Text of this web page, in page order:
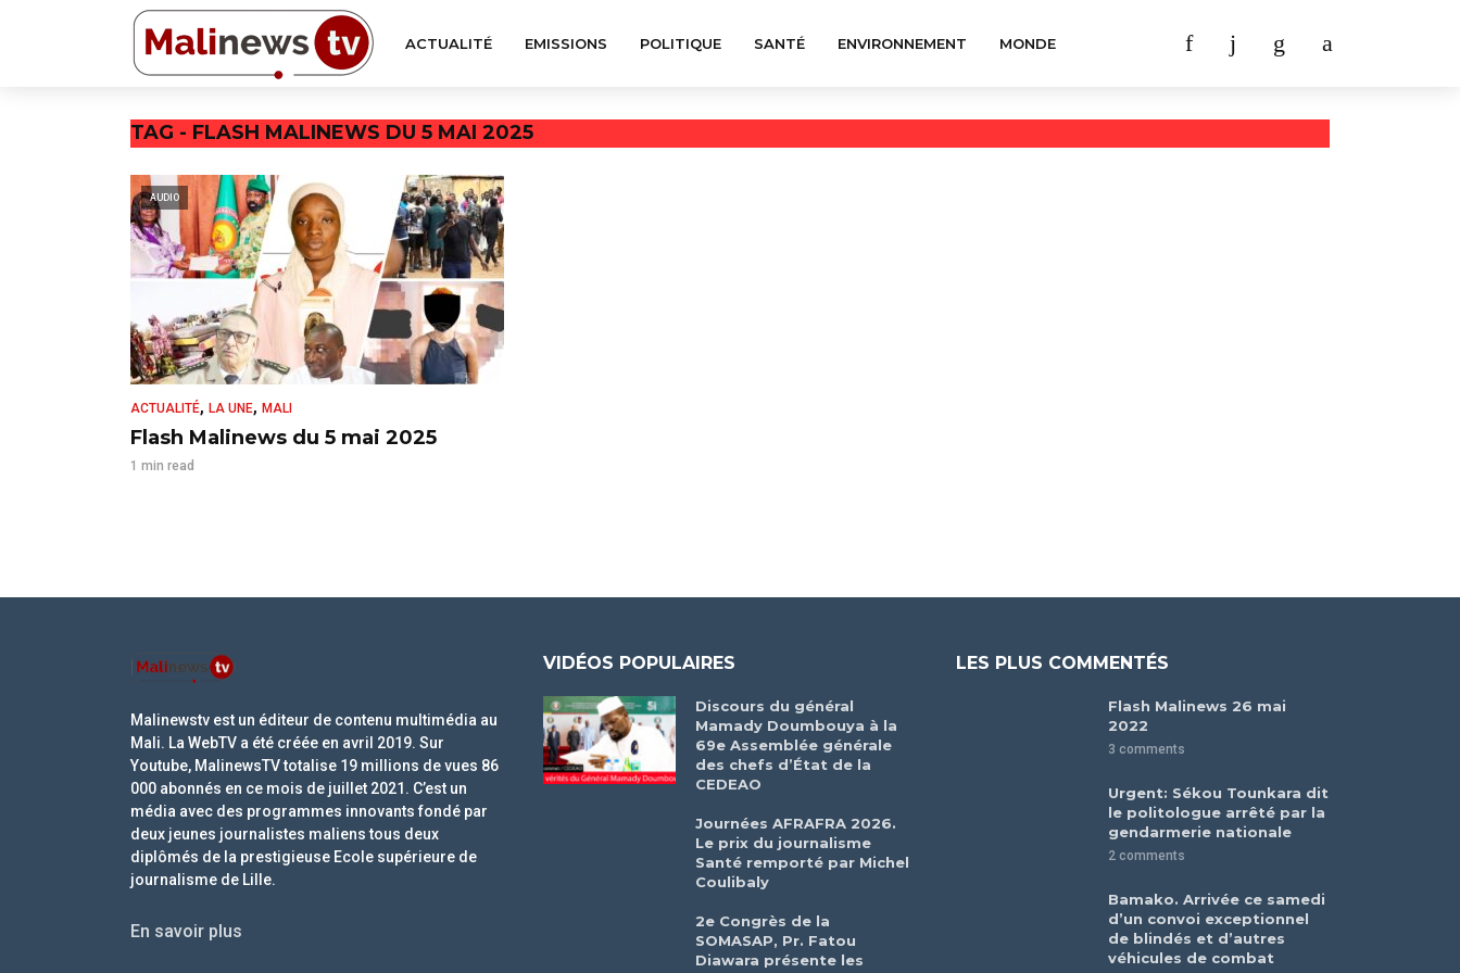
ACTUALITÉ EMISSIONS POLITIQUE SANTÉ ENVIRONNEMENT MONDE
TAG - FLASH MALINEWS DU 5 MAI 2025
AUDIO
ACTUALITÉ, LA UNE, MALI
Flash Malinews du 5 mai 2025
1 min read
Malinewstv est un éditeur de contenu multimédia au
Mali. La WebTV a été créée en avril 2019. Sur
Youtube, MalinewsTV totalise 19 millions de vues 86
000 abonnés en ce mois de juillet 2021. C’est un
média avec des programmes innovants fondé par
deux jeunes journalistes maliens tous deux
diplômés de la prestigieuse Ecole supérieure de
journalisme de Lille.
En savoir plus
VIDÉOS POPULAIRES
Discours du général
Mamady Doumbouya à la
69e Assemblée générale
des chefs d’État de la
CEDEAO
Journées AFRAFRA 2026.
Le prix du journalisme
Santé remporté par Michel
Coulibaly
2e Congrès de la
SOMASAP, Pr. Fatou
Diawara présente les
LES PLUS COMMENTÉS
Flash Malinews 26 mai
2022
3 comments
Urgent: Sékou Tounkara dit
le politologue arrêté par la
gendarmerie nationale
2 comments
Bamako. Arrivée ce samedi
d’un convoi exceptionnel
de blindés et d’autres
véhicules de combat